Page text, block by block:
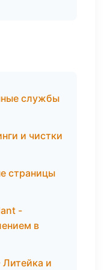
службы
и чистки
страницы
-
в
и